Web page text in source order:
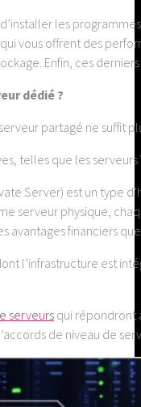
les
vous offrent des
Enfin, ces
dédié ?
partagé ne suffit
telles que les
Server) est un
serveur physique,
avantages financiers
l’infrastructure est
serveurs qui répondront
de niveau de